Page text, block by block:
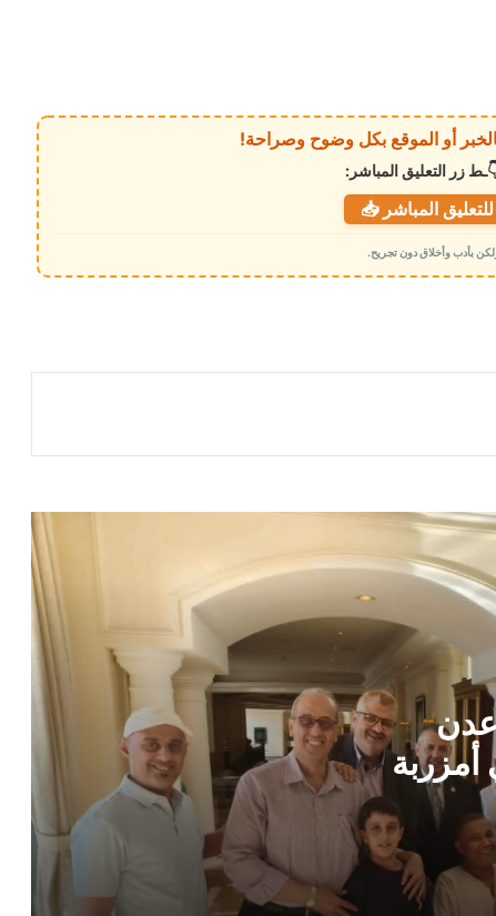
زر التعليق المباشر:
المباشر 📥
بأدب وأخلاق دون تجريح.
أمزربة
في
تحرير صنعاء
القاهرة تكشف حصيلة ضخمة لاسترداد
أراضي الدولة والأموال المتأخرة
تحركات عسكرية مقلقة .. الحوثيون يدفعون
بصواريخ وأسلحة ثقيلة نحو البحر الأحمر
في دولة عربية .. وزارة الداخلية تكشف
خفايا صادمة بعد العثور على جثمان داخل
شقة
الكشف عن الهدف الحقيقي للحوثيين من
فرض حظر على البحر الأحمر